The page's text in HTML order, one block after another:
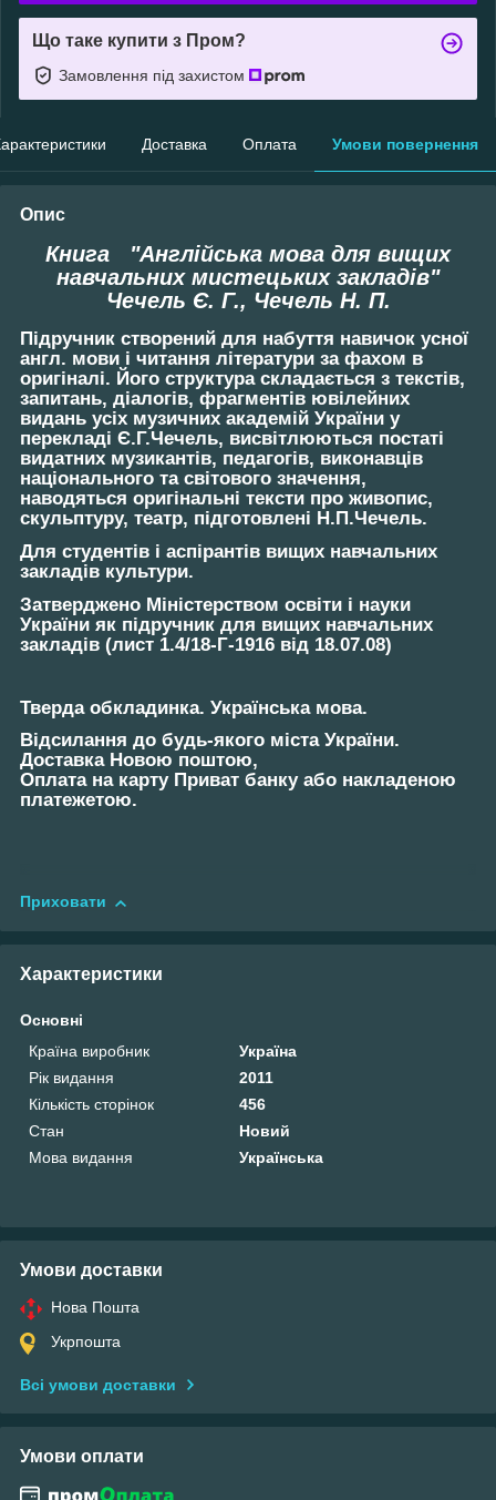
Що таке купити з Пром?
Замовлення під захистом
Доставка Оплата Умови повернення
Опис
Книга "Англійська мова для вищих
навчальних мистецьких закладів"
Чечель Є. Г., Чечель Н. П.
Підручник створений для набуття навичок усної
англ. мови і читання літератури за фахом в
оригіналі. Його структура складається з текстів,
запитань, діалогів, фрагментів ювілейних
видань усіх музичних академій України у
перекладі Є.Г.Чечель, висвітлюються постаті
видатних музикантів, педагогів, виконавців
національного та світового значення,
наводяться оригінальні тексти про живопис,
скульптуру, театр, підготовлені Н.П.Чечель.
Для студентів і аспірантів вищих навчальних
закладів культури.
Затверджено Міністерством освіти і науки
України як підручник для вищих навчальних
закладів (лист 1.4/18-Г-1916 від 18.07.08)
Тверда обкладинка. Українська мова.
Відсилання до будь-якого міста України.
Доставка Новою поштою,
Оплата на карту Приват банку або накладеною
платежетою.
Приховати
Характеристики
Основні
Країна виробник
Україна
Рік видання
2011
Кількість сторінок
456
Стан
Новий
Мова видання
Українська
Умови доставки
Нова Пошта
Укрпошта
Всі умови доставки
Умови оплати